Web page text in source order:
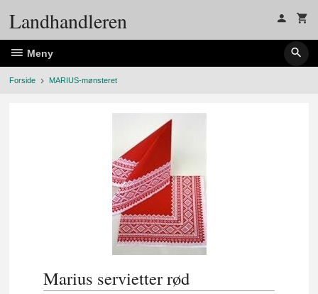
Landhandleren
Meny
Forside MARIUS-mønsteret
Marius servietter rød